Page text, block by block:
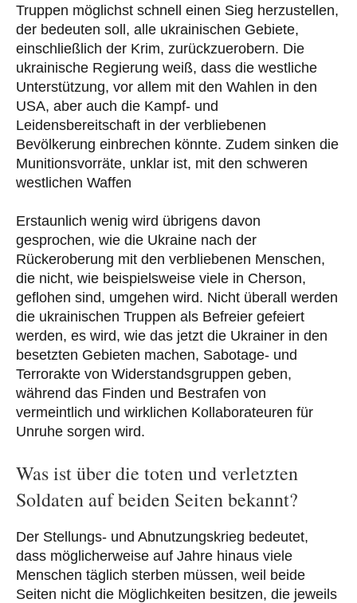
Truppen möglichst schnell einen Sieg herzustellen,
der bedeuten soll, alle ukrainischen Gebiete,
einschließlich der Krim, zurückzuerobern. Die
ukrainische Regierung weiß, dass die westliche
Unterstützung, vor allem mit den Wahlen in den
USA, aber auch die Kampf- und
Leidensbereitschaft in der verbliebenen
Bevölkerung einbrechen könnte. Zudem sinken die
Munitionsvorräte, unklar ist, mit den schweren
westlichen Waffen
Erstaunlich wenig wird übrigens davon
gesprochen, wie die Ukraine nach der
Rückeroberung mit den verbliebenen Menschen,
die nicht, wie beispielsweise viele in Cherson,
geflohen sind, umgehen wird. Nicht überall werden
die ukrainischen Truppen als Befreier gefeiert
werden, es wird, wie das jetzt die Ukrainer in den
besetzten Gebieten machen, Sabotage- und
Terrorakte von Widerstandsgruppen geben,
während das Finden und Bestrafen von
vermeintlich und wirklichen Kollaborateuren für
Unruhe sorgen wird.
Was ist über die toten und verletzten
Soldaten auf beiden Seiten bekannt?
Der Stellungs- und Abnutzungskrieg bedeutet,
dass möglicherweise auf Jahre hinaus viele
Menschen täglich sterben müssen, weil beide
Seiten nicht die Möglichkeiten besitzen, die jeweils